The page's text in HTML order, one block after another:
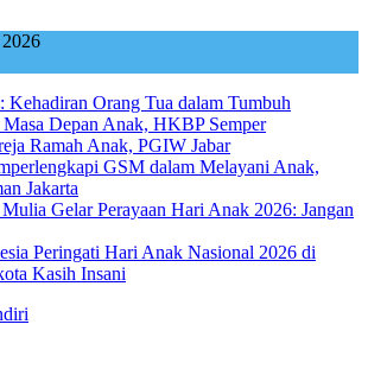
Kehadiran Orang Tua dalam Tumbuh
Depan Anak, HKBP Semper
Ramah Anak, PGIW Jabar
GSM dalam Melayani Anak,
Jakarta
Gelar Perayaan Hari Anak 2026: Jangan
Peringati Hari Anak Nasional 2026 di
Kasih Insani